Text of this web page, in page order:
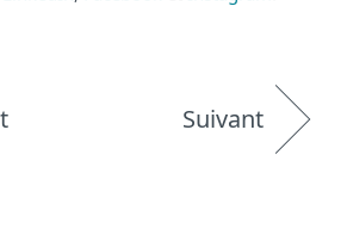
Suivant